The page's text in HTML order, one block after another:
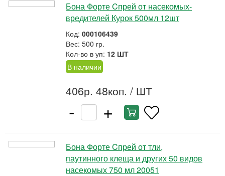
Бона Форте Cпрей от насекомых-
вредителей Курок 500мл 12шт
Код: 000106439
Вес: 500 гр.
Кол-во в уп: 12 ШТ
В наличии
406р. 48коп. / ШТ
- +
Бона Форте Cпрей от тли,
паутинного клеща и других 50 видов
насекомых 750 мл 20051